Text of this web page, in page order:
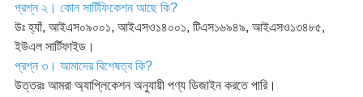
প্রশ্ন ২। কোন সার্টিফিকেশন আছে কি?
উঃ হ্যাঁ, আইএস০৯০০১, আইএসও১৪০০১, টিএস১৬৯৪৯, আইএসও১৩৪৮৫,
ইউএল সার্টিফাইড।
প্রশ্ন ৩। আমাদের বিশেষত্ব কি?
উত্তরঃ আমরা অ্যাপ্লিকেশন অনুযায়ী পণ্য ডিজাইন করতে পারি।